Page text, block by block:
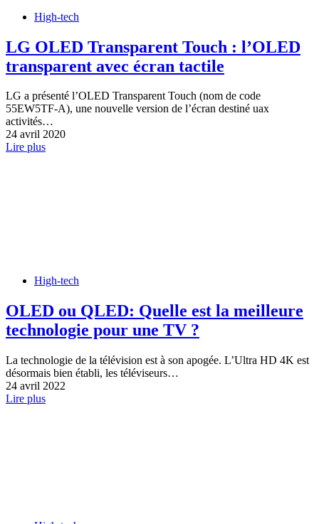
High-tech
LG OLED Transparent Touch : l’OLED
transparent avec écran tactile
LG a présenté l’OLED Transparent Touch (nom de code
55EW5TF-A), une nouvelle version de l’écran destiné uax
activités…
24 avril 2020
Lire plus
High-tech
OLED ou QLED: Quelle est la meilleure
technologie pour une TV ?
La technologie de la télévision est à son apogée. L’Ultra HD 4K est
désormais bien établi, les téléviseurs…
24 avril 2022
Lire plus